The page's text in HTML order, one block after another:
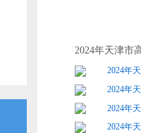
2024年天津市
2024年
2024年
2024年
2024年